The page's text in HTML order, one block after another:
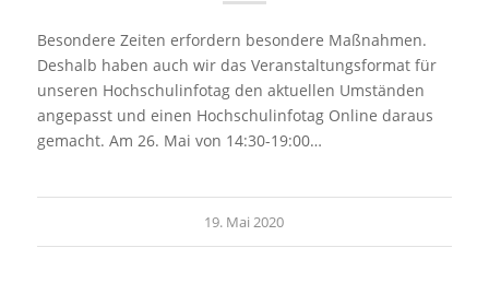
Besondere Zeiten erfordern besondere Maßnahmen.
Deshalb haben auch wir das Veranstaltungsformat für
unseren Hochschulinfotag den aktuellen Umständen
angepasst und einen Hochschulinfotag Online daraus
gemacht. Am 26. Mai von 14:30-19:00…
19. Mai 2020